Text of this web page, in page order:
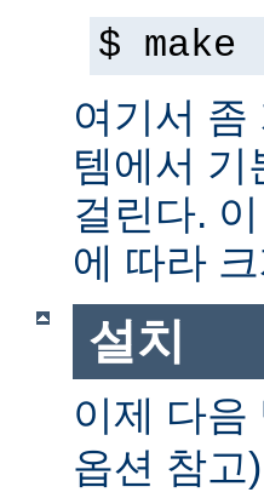
$ make
여기서 좀
템에서 기
걸린다.
에 따라
설치
이제 다
옵션 참